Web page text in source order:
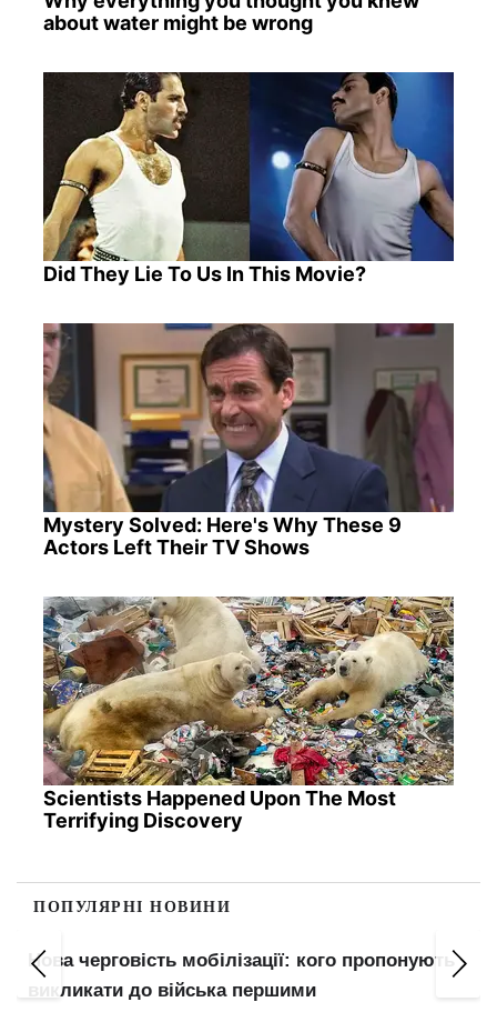
about water might be wrong
Did They Lie To Us In This Movie?
Mystery Solved: Here's Why These 9
Actors Left Their TV Shows
Scientists Happened Upon The Most
Terrifying Discovery
ПОПУЛЯРНІ НОВИНИ
Нова черговість мобілізації: кого пропонують
викликати до війська першими